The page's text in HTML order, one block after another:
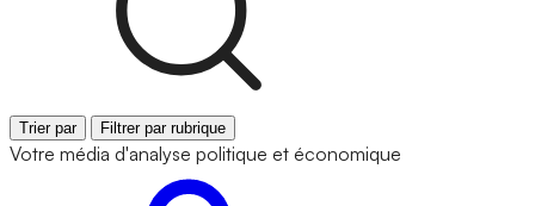
Trier par Filtrer par rubrique
Votre média d'analyse politique et économique